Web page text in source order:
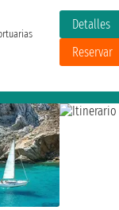
Detalles
Reservar